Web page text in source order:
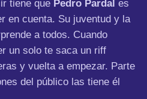
tiene que Pedro Pardal es
en cuenta. Su juventud y la
a todos. Cuando
un solo te saca un riff
y vuelta a empezar. Parte
del público las tiene él